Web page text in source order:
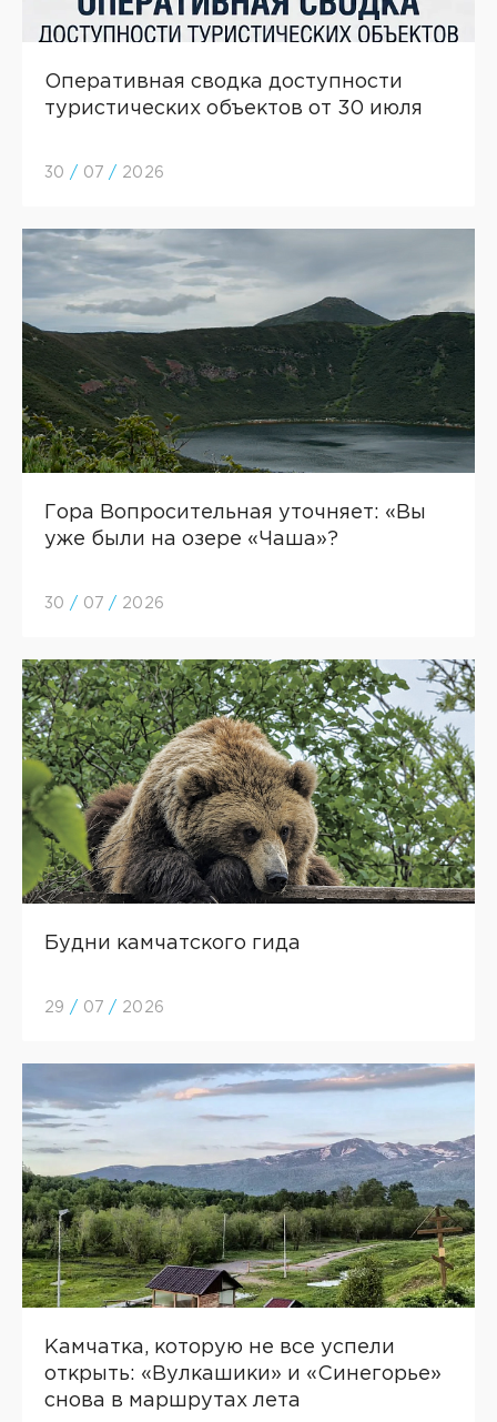
Оперативная сводка доступности
туристических объектов от 30 июля
30 / 07 / 2026
Гора Вопросительная уточняет: «Вы
уже были на озере «Чаша»?
30 / 07 / 2026
Будни камчатского гида
29 / 07 / 2026
Камчатка, которую не все успели
открыть: «Вулкашики» и «Синегорье»
снова в маршрутах лета